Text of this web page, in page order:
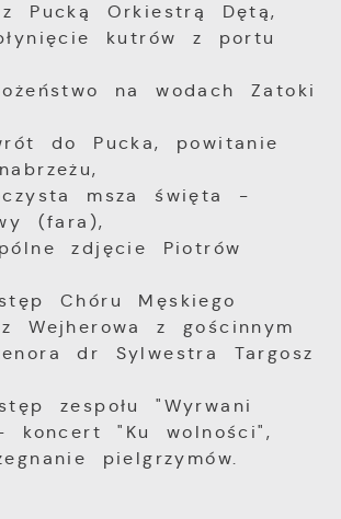
Pucką Orkiestrą Dętą,
kutrów z portu
na wodach Zatoki
do Pucka, powitanie
msza święta -
(fara),
zdjęcie Piotrów
Chóru Męskiego
Wejherowa z gościnnym
dr Sylwestra Targosz
zespołu "Wyrwani
koncert "Ku wolności",
pielgrzymów.
pozwalają na uzyskanie
wykorzystywania
miejsca oraz
z jaką odwiedzane są nasze
Dane pozwalają nam na
serwisów internetowych pod
popularności wśród
Zgromadzone informacje są
w formie zanonimizowanej.
na analityczne pliki
dostępność wszystkich
plikom cookies
Ci najciekawsze informacje i
stronach naszych partnerów.
cookies służą do
Ci naszych komunikatów na
Twoich upodobań oraz
dotyczących przeglądanej
Treści promocyjne
się na stronach podmiotów
będących naszymi
innych dostawców usług.
w charakterze
nasze treści w
ofert, komunikatów